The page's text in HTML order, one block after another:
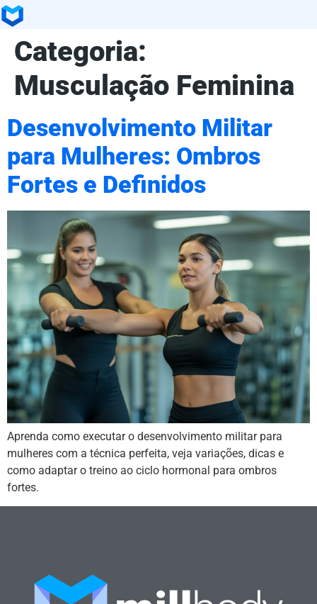
Categoria:
Musculação Feminina
Desenvolvimento Militar
para Mulheres: Ombros
Fortes e Definidos
Aprenda como executar o desenvolvimento militar para
mulheres com a técnica perfeita, veja variações, dicas e
como adaptar o treino ao ciclo hormonal para ombros
fortes.